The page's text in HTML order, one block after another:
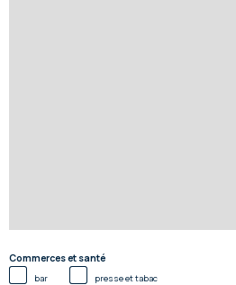
Commerces et santé
bar presse et tabac